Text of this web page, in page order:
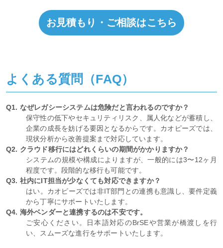
お見積もり・ご相談はこちら
よくある質問（FAQ）
Q1. なぜレガシーシステムは危険だと言われるのですか？
保守性の低下やセキュリティリスク、属人化などが蓄積し、
企業の成長を妨げる要因となるからです。カオピーズでは、
現状分析から改善提案まで対応しています。
Q2. クラウド移行にはどれくらいの期間がかかりますか？
システムの規模や構成によりますが、一般的には3〜12ヶ月
程度です。段階的な移行も可能です。
Q3. 社内にIT担当が少なくても対応できますか？
はい。カオピーズでは非IT部門との連携も意識し、要件定義
から丁寧にサポートいたします。
Q4. 海外ベンダーと連携するのは不安です。
ご安心ください。日本語対応のBrSEや営業が橋渡しを行
い、スムーズな進行をサポートいたします。